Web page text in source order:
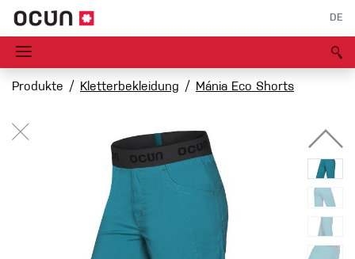
DE
Produkte Kletterbekleidung Mánia Eco Shorts